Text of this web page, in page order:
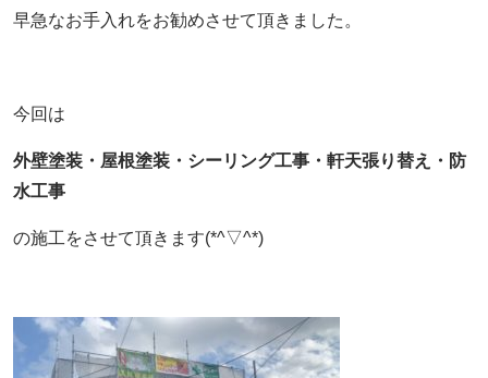
早急なお手入れをお勧めさせて頂きました。
今回は
外壁塗装・屋根塗装・シーリング工事・軒天張り替え・防
水工事
の施工をさせて頂きます(*^▽^*)